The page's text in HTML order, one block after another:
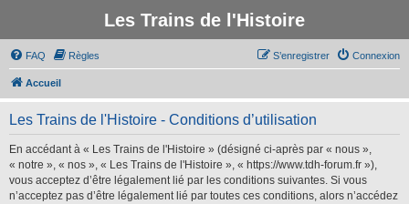
Les Trains de l'Histoire
FAQ Règles Connexion
S’enregistrer
Accueil
Les Trains de l'Histoire - Conditions d’utilisation
En accédant à « Les Trains de l'Histoire » (désigné ci-après par « nous »,
« notre », « nos », « Les Trains de l'Histoire », « https://www.tdh-forum.fr »),
vous acceptez d’être légalement lié par les conditions suivantes. Si vous
n’acceptez pas d’être légalement lié par toutes ces conditions, alors n’accédez